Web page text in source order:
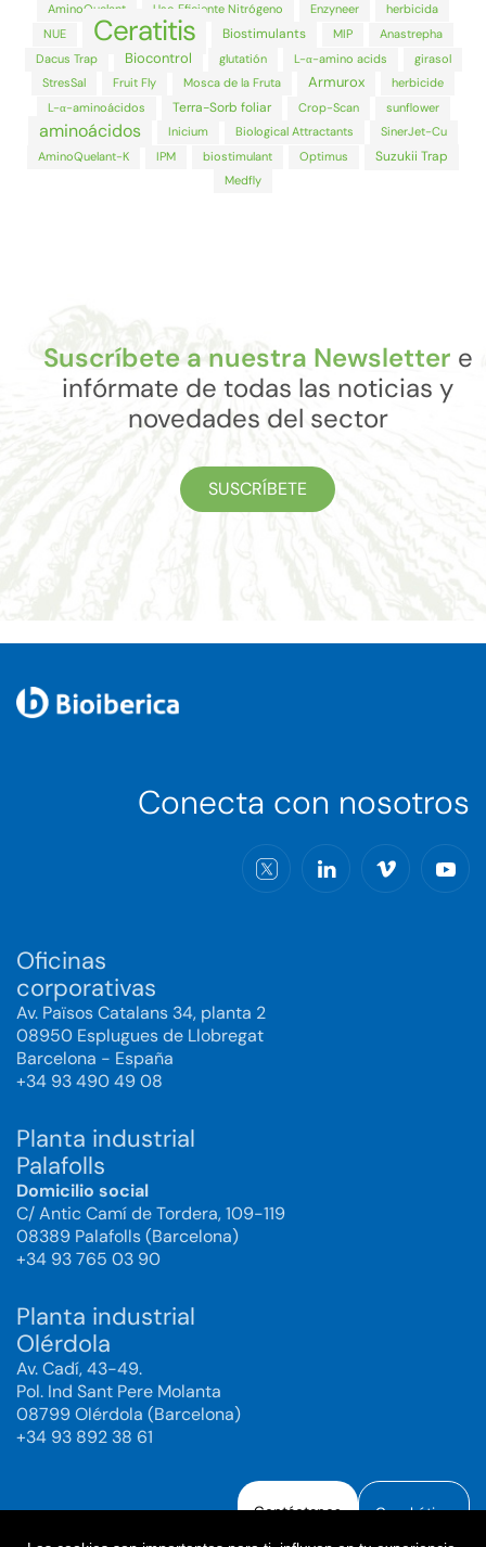
AminoQuelant
Uso Eficiente Nitrógeno Enzyneer
herbicida
NUE
Ceratitis Biostimulants MIP
Anastrepha
Dacus Trap
Biocontrol glutatión L-α-amino acids
girasol
StresSal
Fruit Fly Mosca de la Fruta Armurox
herbicide
L-α-aminoácidos
Terra-Sorb foliar Crop-Scan sunflower
aminoácidos Inicium Biological Attractants
SinerJet-Cu
AminoQuelant-K
IPM biostimulant Optimus Suzukii Trap
Medfly
Suscríbete a nuestra Newsletter e
infórmate de todas las noticias y
novedades del sector
SUSCRÍBETE
Conecta con nosotros
Oficinas
corporativas
Av. Països Catalans 34, planta 2
08950 Esplugues de Llobregat
Barcelona - España
+34 93 490 49 08
Planta industrial
Palafolls
Domicilio social
C/ Antic Camí de Tordera, 109-119
08389 Palafolls (Barcelona)
+34 93 765 03 90
Planta industrial
Olérdola
Av. Cadí, 43-49.
Pol. Ind Sant Pere Molanta
08799 Olérdola (Barcelona)
+34 93 892 38 61
Contáctanos Canal ético